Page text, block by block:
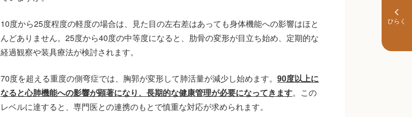
10度から25度程度の軽度の場合は、見た目の左右差はあっても身体機能への影響はほと
んどありません。25度から40度の中等度になると、肋骨の変形が目立ち始め、定期的な
経過観察や装具療法が検討されます。
70度を超える重度の側弯症では、胸郭が変形して肺活量が減少し始めます。 90度以上に
なると心肺機能への影響が顕著になり、長期的な健康管理が必要になってきます。この
レベルに達すると、専門医との連携のもとで慎重な対応が求められます。